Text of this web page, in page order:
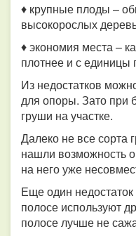
♦ крупные плоды –
высокорослых
♦ экономия места –
плотнее и с
Из недостатков
для опоры. Зато при
груши на участке.
Далеко не все сорта
нашли возможность
на него уже
Еще один
полосе используют
полосе лучше не